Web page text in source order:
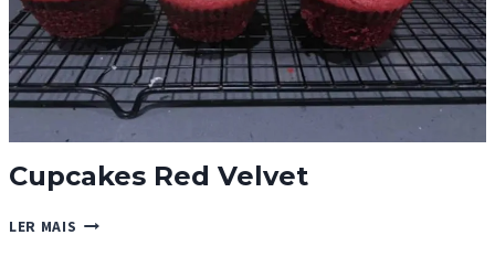
Cupcakes Red Velvet
LER MAIS CUPCAKES